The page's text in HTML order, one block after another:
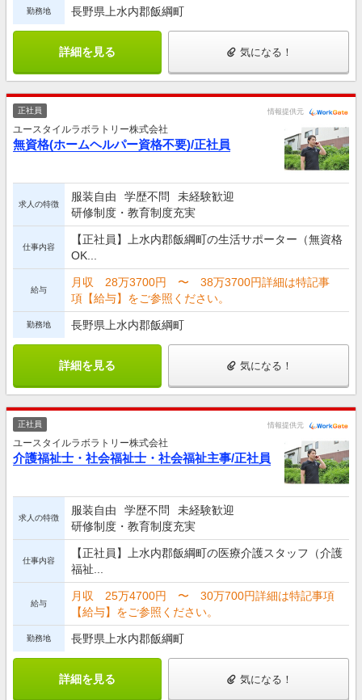
勤務地 長野県上水内郡飯綱町
詳細を見る 気になる！
正社員 情報提供元
ユースタイルラボラトリー株式会社
無資格(ホームヘルパー資格不要)/正社員
求人の特徴
服装自由 学歴不問
未経験歓迎
研修制度・教育制度充実
仕事内容
【正社員】上水内郡飯綱町の生活サポーター（無資格
OK...
給与
月収 28万3700円 〜 38万3700円詳細は特記事
項【給与】をご参照ください。
勤務地 長野県上水内郡飯綱町
詳細を見る 気になる！
正社員 情報提供元
ユースタイルラボラトリー株式会社
介護福祉士・社会福祉士・社会福祉主事/正社員
求人の特徴
服装自由 学歴不問
未経験歓迎
研修制度・教育制度充実
仕事内容
【正社員】上水内郡飯綱町の医療介護スタッフ（介護
福祉...
給与
月収 25万4700円 〜 30万700円詳細は特記事項
【給与】をご参照ください。
勤務地 長野県上水内郡飯綱町
詳細を見る 気になる！